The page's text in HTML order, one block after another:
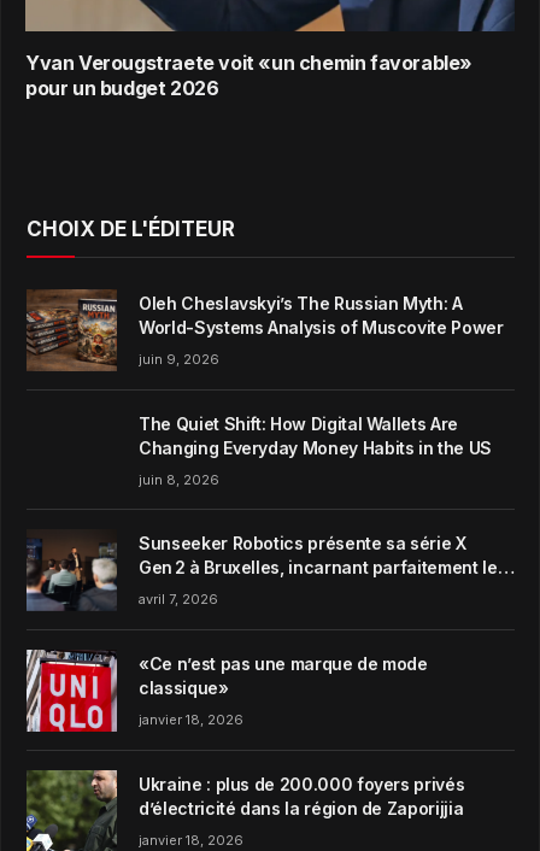
Yvan Verougstraete voit «un chemin favorable»
pour un budget 2026
CHOIX DE L'ÉDITEUR
Oleh Cheslavskyi’s The Russian Myth: A
World-Systems Analysis of Muscovite Power
juin 9, 2026
The Quiet Shift: How Digital Wallets Are
Changing Everyday Money Habits in the US
juin 8, 2026
Sunseeker Robotics présente sa série X
Gen 2 à Bruxelles, incarnant parfaitement le
concept de Garden Harmony de la marque
avril 7, 2026
«Ce n’est pas une marque de mode
classique»
janvier 18, 2026
Ukraine : plus de 200.000 foyers privés
d’électricité dans la région de Zaporijjia
janvier 18, 2026